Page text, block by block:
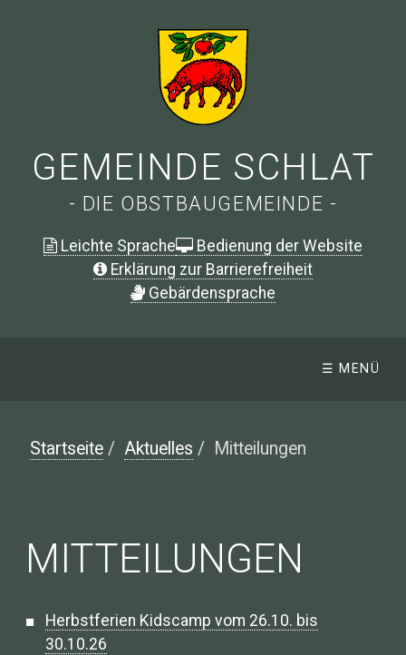
GEMEINDE SCHLAT
- DIE OBSTBAUGEMEINDE -
Leichte Sprache
Bedienung der Website
Erklärung zur Barrierefreiheit
Gebärdensprache
☰ MENÜ
Startseite / Aktuelles / Mitteilungen
MITTEILUNGEN
Herbstferien Kidscamp vom 26.10. bis
30.10.26